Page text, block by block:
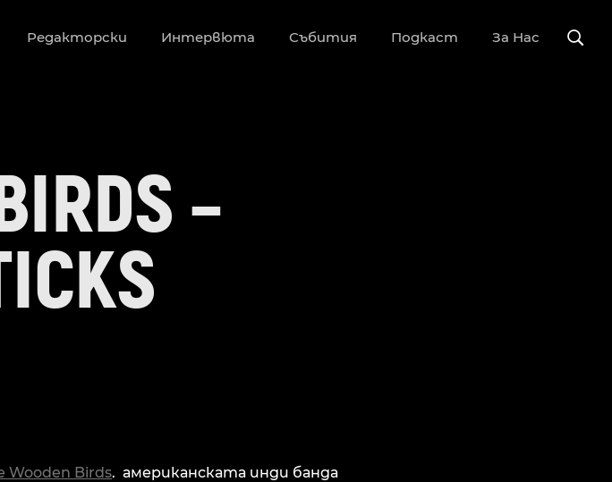
Редакторски Интервюта Събития Подкаст За Нас
–
Wooden Birds. американската инди банда